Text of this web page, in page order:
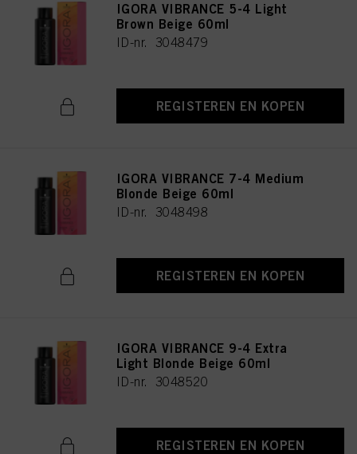
IGORA VIBRANCE 5-4 Light
Brown Beige 60ml
ID-nr. 3048479
REGISTEREN EN KOPEN
IGORA VIBRANCE 7-4 Medium
Blonde Beige 60ml
ID-nr. 3048498
REGISTEREN EN KOPEN
IGORA VIBRANCE 9-4 Extra
Light Blonde Beige 60ml
ID-nr. 3048520
REGISTEREN EN KOPEN